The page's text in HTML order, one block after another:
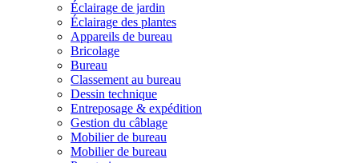
Éclairage de jardin
Éclairage des plantes
Appareils de bureau
Bricolage
Bureau
Classement au bureau
Dessin technique
Entreposage & expédition
Gestion du câblage
Mobilier de bureau
Mobilier de bureau